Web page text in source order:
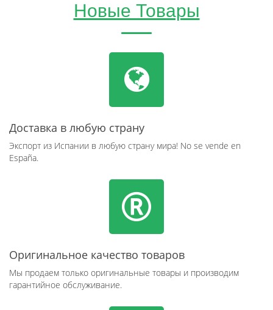
Новые Товары
Доставка в любую страну
Экспорт из Испании в любую страну мира! No se vende en
España.
Оригинальное качество товаров
Мы продаем только оригинальные товары и производим
гарантийное обслуживание.